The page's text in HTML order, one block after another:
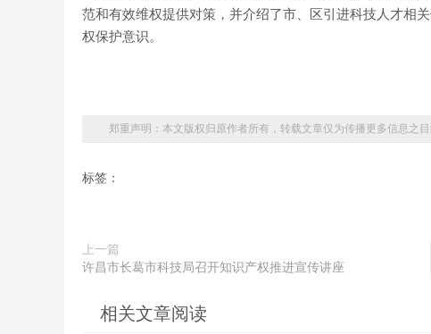
范和有效维权提供对策，并介绍了市、区引进科技人才相
权保护意识。
郑重声明：本文版权归原作者所有，转载文章仅为传播更多信息之
标签：
上一篇
许昌市长葛市科技局召开知识产权推进宣传讲座
相关文章阅读